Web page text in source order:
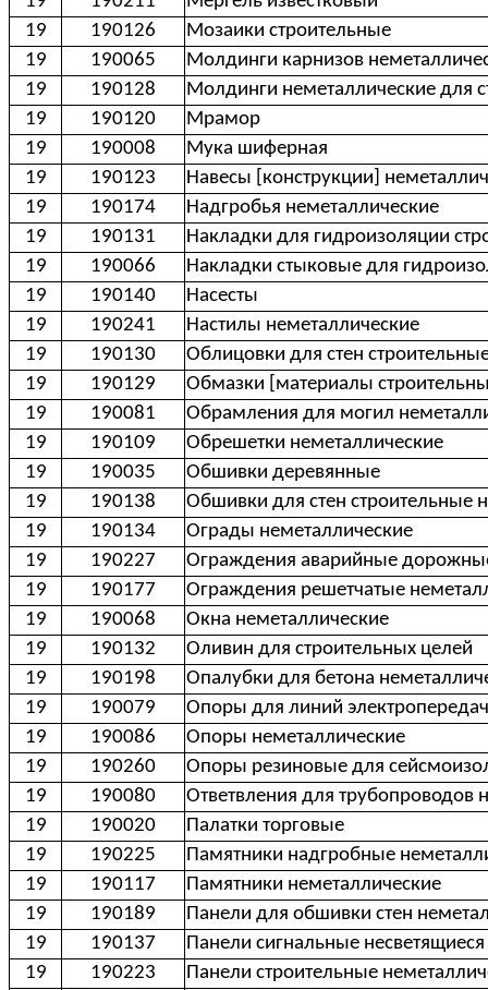
19
190126
Мозаики строительные
19
190065
Молдинги карнизов
19
190128
Молдинги неметаллические для
19
190120
Мрамор
19
190008
Мука шиферная
19
190123
Навесы [конструкции]
19
190174
Надгробья неметаллические
19
190131
Накладки для гидроизоляции
19
190066
Накладки стыковые для
19
190140
Насесты
19
190241
Настилы неметаллические
19
190130
Облицовки для стен
19
190129
Обмазки [материалы
19
190081
Обрамления для могил
19
190109
Обрешетки неметаллические
19
190035
Обшивки деревянные
19
190138
Обшивки для стен строительные
19
190134
Ограды неметаллические
19
190227
Ограждения аварийные
19
190177
Ограждения решетчатые
19
190068
Окна неметаллические
19
190132
Оливин для строительных целей
19
190198
Опалубки для бетона
19
190079
Опоры для линий
19
190086
Опоры неметаллические
19
190260
Опоры резиновые для
19
190080
Ответвления для трубопроводов
19
190020
Палатки торговые
19
190225
Памятники надгробные
19
190117
Памятники неметаллические
19
190189
Панели для обшивки стен
19
190137
Панели сигнальные
19
190223
Панели строительные